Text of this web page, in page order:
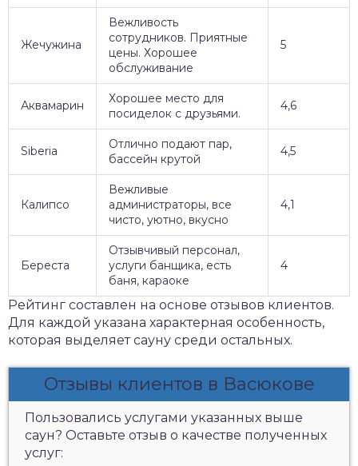
Жечужина
Вежливость
сотрудников. Приятные
цены. Хорошее
обслуживание
5
Аквамарин
Хорошее место для
посиделок с друзьями.
4,6
Siberia
Отлично подают пар,
бассейн крутой
4,5
Калипсо
Вежливые
администраторы, все
чисто, уютно, вкусно
4,1
Береста
Отзывчивый персонал,
услуги банщика, есть
баня, караоке
4
Рейтинг составлен на основе отзывов клиентов.
Для каждой указана характерная особенность,
которая выделяет сауну среди остальных.
Отзывы клиентов в Васюкове
Пользовались услугами указанных выше
саун? Оставьте отзыв о качестве полученных
услуг: